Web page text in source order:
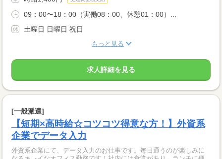
09：00〜18：00（実働08：00、休憩01：00）...
土曜日 日曜日 祝日
もっと見る
求人詳細を見る
[一般派遣]
【短期×高時給☆コツコツ得意な方！】外資系
企業でデータ入力
外資系企業にて、データ入力のお仕事です。毎日通うのが楽しみに